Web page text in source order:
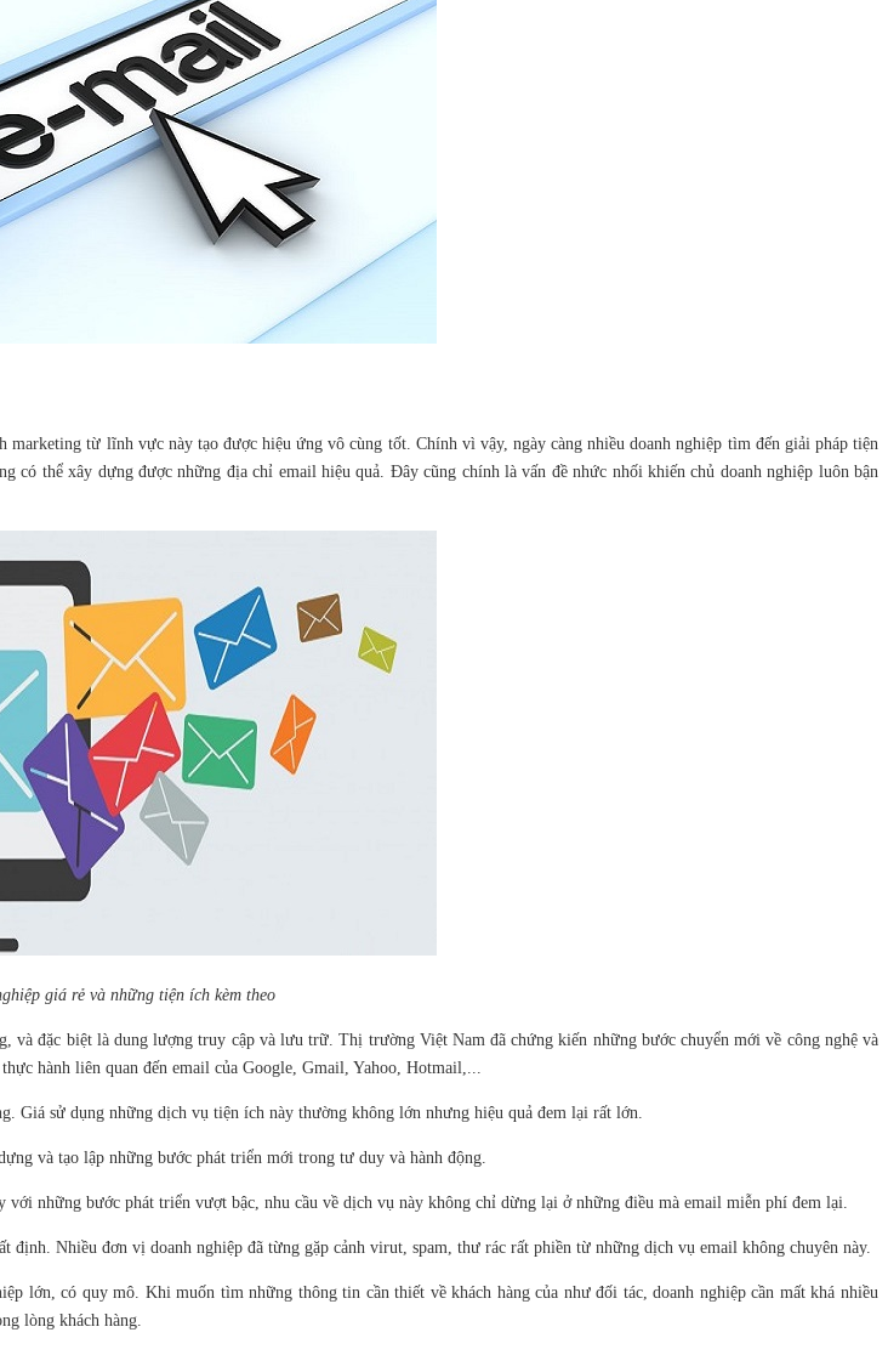
từ lĩnh vực này tạo được hiệu ứng vô cùng tốt. Chính vì vậy, ngày càng nhiều doanh nghiệp tìm đến giải pháp tiện
thể xây dựng được những địa chỉ email hiệu quả. Đây cũng chính là vấn đề nhức nhối khiến chủ doanh nghiệp luôn bận
giá rẻ và những tiện ích kèm theo
và đặc biệt là dung lượng truy cập và lưu trữ. Thị trường Việt Nam đã chứng kiến những bước chuyển mới về công nghệ và
hành liên quan đến email của Google, Gmail, Yahoo, Hotmail,...
Giá sử dụng những dịch vụ tiện ích này thường không lớn nhưng hiệu quả đem lại rất lớn.
và tạo lập những bước phát triển mới trong tư duy và hành động.
những bước phát triển vượt bậc, nhu cầu về dịch vụ này không chỉ dừng lại ở những điều mà email miễn phí đem lại.
Nhiều đơn vị doanh nghiệp đã từng gặp cảnh virut, spam, thư rác rất phiền từ những dịch vụ email không chuyên này.
lớn, có quy mô. Khi muốn tìm những thông tin cần thiết về khách hàng của như đối tác, doanh nghiệp cần mất khá nhiều
lòng khách hàng.